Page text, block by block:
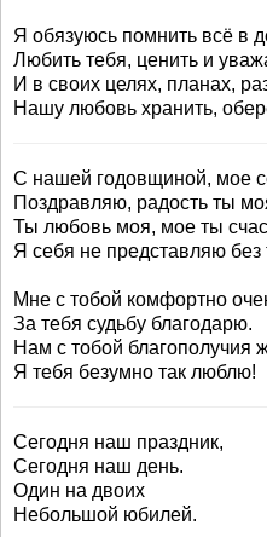
Я обязуюсь помнить всё в
Любить тебя, ценить и
И в своих целях, планах,
Нашу любовь хранить,
С нашей годовщиной, мое
Поздравляю, радость ты
Ты любовь моя, мое ты
Я себя не представляю без
Мне с тобой комфортно
За тебя судьбу благодарю.
Нам с тобой благополучия
Я тебя безумно так люблю!
Сегодня наш праздник,
Сегодня наш день.
Один на двоих
Небольшой юбилей.